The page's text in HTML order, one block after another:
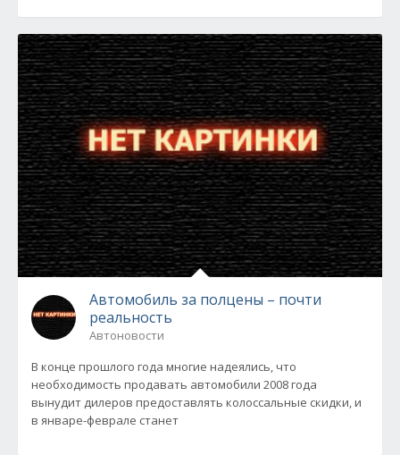
Автомобиль за полцены – почти
реальность
Автоновости
В конце прошлого года многие надеялись, что
необходимость продавать автомобили 2008 года
вынудит дилеров предоставлять колоссальные скидки, и
в январе-феврале станет